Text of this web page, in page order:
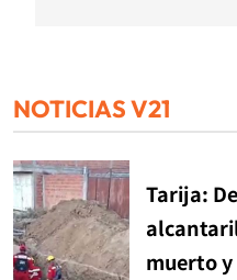
NOTICIAS V21
Tarija:
muerto